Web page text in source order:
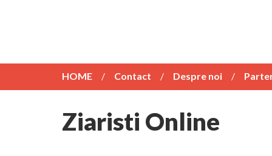
HOME Contact Despre noi
Ziaristi Online